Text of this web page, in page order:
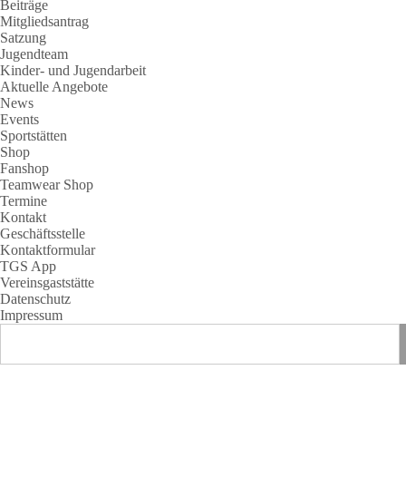
Beiträge
Mitgliedsantrag
Satzung
Jugendteam
Kinder- und Jugendarbeit
Aktuelle Angebote
News
Events
Sportstätten
Shop
Fanshop
Teamwear Shop
Termine
Kontakt
Geschäftsstelle
Kontaktformular
TGS App
Vereinsgaststätte
Datenschutz
Impressum